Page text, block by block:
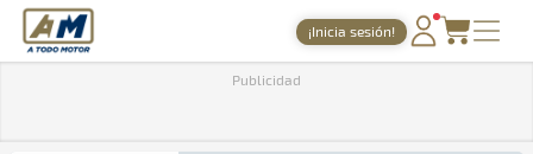
A Todo Motor · Revista del motor desde 1999
¡Inicia sesión!
Publicidad